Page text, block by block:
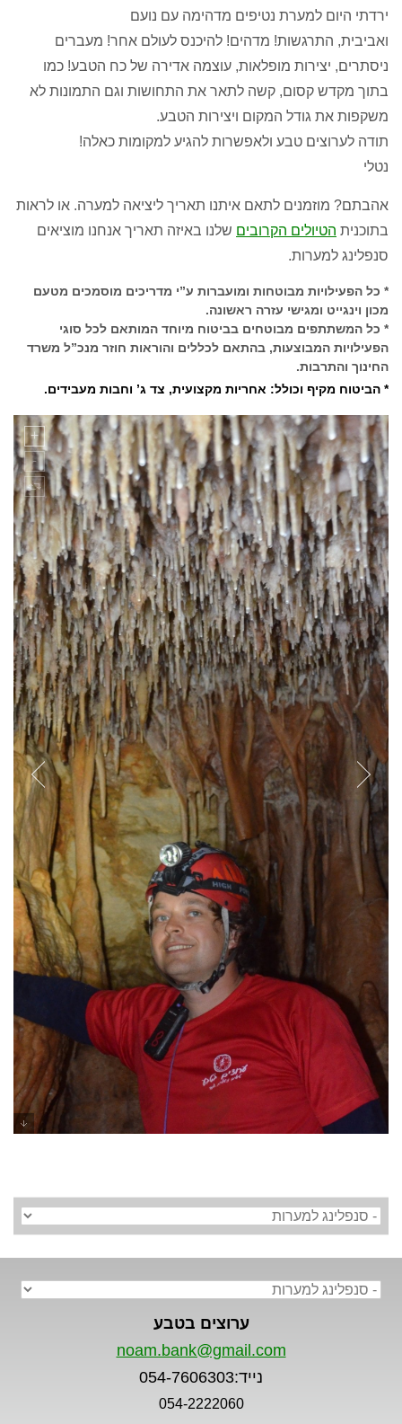
ירדתי היום למערת נטיפים מדהימה עם נועם
ואביבית, התרגשות! מדהים! להיכנס לעולם אחר! מעברים
ניסתרים, יצירות מופלאות, עוצמה אדירה של כח הטבע! כמו
בתוך מקדש קסום, קשה לתאר את התחושות וגם התמונות לא
משקפות את גודל המקום ויצירות הטבע.
תודה לערוצים טבע ולאפשרות להגיע למקומות כאלה!
נטלי
אהבתם? מוזמנים לתאם איתנו תאריך ליציאה למערה. או לראות
בתוכנית הטיולים הקרובים שלנו באיזה תאריך אנחנו מוציאים
סנפלינג למערות.
* כל הפעילויות מבוטחות ומועברות ע”י מדריכים מוסמכים מטעם
מכון וינגייט ומגישי עזרה ראשונה.
* כל המשתתפים מבוטחים בביטוח מיוחד המותאם לכל סוגי
הפעילויות המבוצעות, בהתאם לכללים והוראות חוזר מנכ”ל משרד
החינוך והתרבות.
* הביטוח מקיף וכולל: אחריות מקצועית, צד ג’ וחבות מעבידים.
ערוצים בטבע
noam.bank@gmail.com
נייד:054-7606303
054-2222060